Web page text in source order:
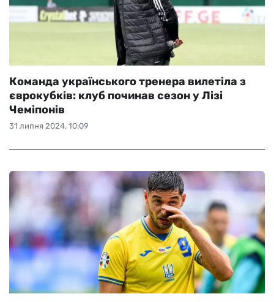
31 липня 2024, 10:09
Команда українського тренера вилетіла з
єврокубків: клуб починав сезон у Лізі
Чеміпонів